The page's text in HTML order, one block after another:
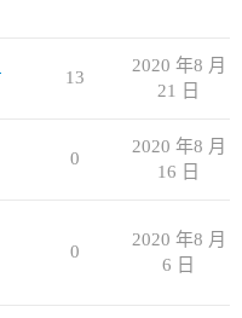
13
2020 年8 月
21 日
0
2020 年8 月
16 日
0
2020 年8 月
6 日